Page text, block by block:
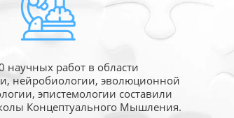
научных работ в области
нейробиологии, эволюционной
эпистемологии составили
Концептуального Мышления.